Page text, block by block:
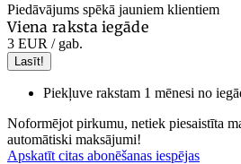
Piedāvājums spēkā jauniem klientiem
Viena raksta iegāde
3 EUR / gab.
Lasīt!
Piekļuve rakstam 1 mēnesi no
Noformējot pirkumu, netiek piesaistīta
automātiski maksājumi!
Apskatīt citas abonēšanas iespējas